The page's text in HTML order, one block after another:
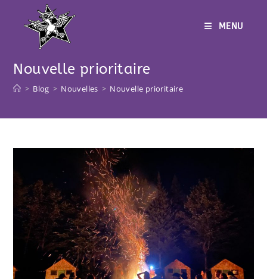
content
MENU
Nouvelle prioritaire
> Blog > Nouvelles > Nouvelle prioritaire